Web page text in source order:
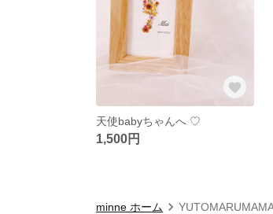
天使babyちゃんへ ♡
1,500円
minne ホーム